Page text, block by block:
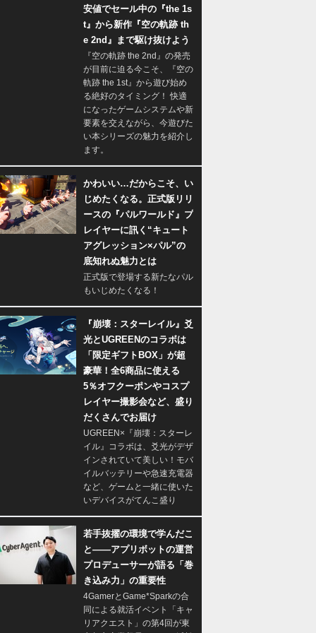
安値でセール中の『the 1s
t』から新作『空の軌跡 th
e 2nd』まで駆け抜けよう
『空の軌跡 the 2nd』の発売
が目前に迫る今こそ、『空の
軌跡 the 1st』から遊び始め
る絶好のタイミング！ 快適
になったゲームシステムや新
要素を交えながら、今遊びた
い本シリーズの魅力を紹介し
ます。
かわいい…だからこそ、い
じめたくなる。正式版リリ
ースの『パルワールド』プ
レイヤーに訊く“キュート
アグレッション×パル”の
底知れぬ魅力とは
正式版で登場する新たなパル
もいじめたくなる！
『崩壊：スターレイル』爻
光とUGREENのコラボは
「限定ギフトBOX」が超
豪華！全6商品に使える
5％オフクーポンやコスプ
レイヤー撮影会など、盛り
だくさんでお届け
UGREEN×『崩壊：スターレ
イル』コラボは、爻光がデザ
インされていて美しい！モバ
イルバッテリーや急速充電器
など、ゲームと一緒に使いた
いデバイスがてんこ盛り
若手抜擢の環境で学んだこ
と――アプリボットの運営
プロデューサーが語る「巻
き込み力」の重要性
4GamerとGame*Sparkの合
同による就活イベント「キャ
リアクエスト」の第4回が東